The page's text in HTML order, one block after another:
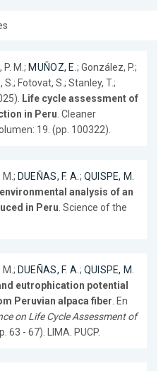
P. M.; MUÑOZ, E.; González, P.;
Fotovat, S.; Stanley, T.;
Life cycle assessment of
in Peru. Cleaner
19. (pp. 100322).
M.; DUEÑAS, F. A.; QUISPE, M.
analysis of an
in Peru. Science of the
M.; DUEÑAS, F. A.; QUISPE, M.
eutrophication potential
Peruvian alpaca fiber. En
on Life Cycle Assessment of
63 - 67). LIMA. PUCP.